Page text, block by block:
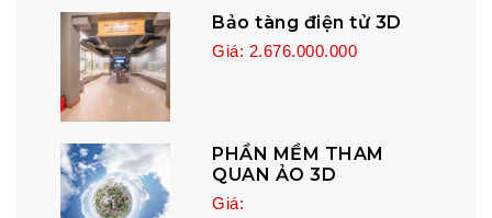
Bảo tàng điện tử 3D
Giá: 2.676.000.000
PHẦN MỀM THAM
QUAN ẢO 3D
Giá: